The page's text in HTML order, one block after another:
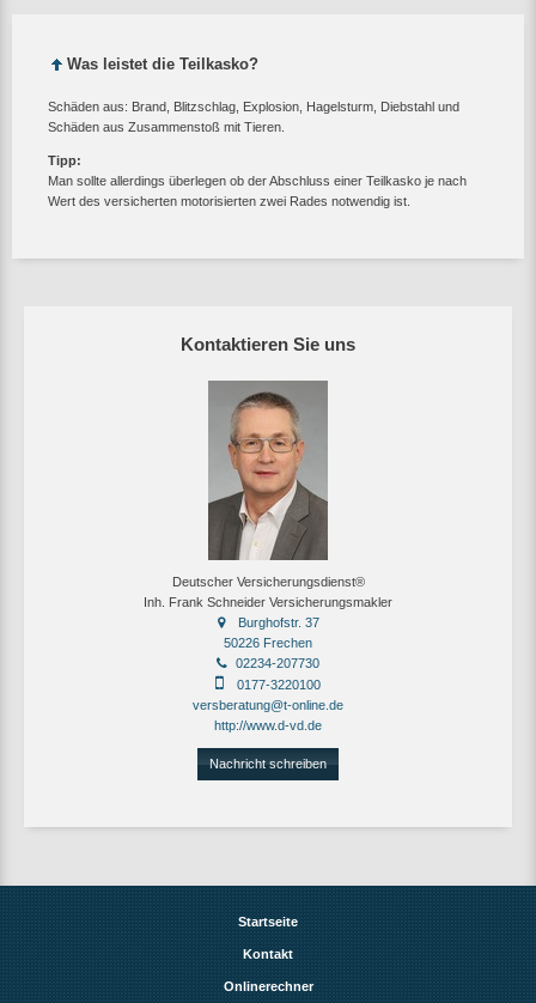
Kontaktieren Sie uns
Deutscher Versicherungsdienst®
Inh. Frank Schneider Versicherungsmakler
Burghofstr. 37
50226 Frechen
02234-207730
0177-3220100
versberatung@t-online.de
http://www.d-vd.de
Nachricht schreiben
Was leistet die Teilkasko?
Schäden aus: Brand, Blitzschlag, Explosion, Hagelsturm, Diebstahl und
Schäden aus Zusammenstoß mit Tieren.
Tipp:
Man sollte allerdings überlegen ob der Abschluss einer Teilkasko je nach
Wert des versicherten motorisierten zwei Rades notwendig ist.
Startseite
Kontakt
Onlinerechner